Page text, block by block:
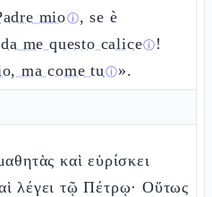
mioⓘ, se è
da me questo caliceⓘ !
ma come tuⓘ».
καὶ εὑρίσκει
λέγει τῷ Πέτρῳ· Οὕτως